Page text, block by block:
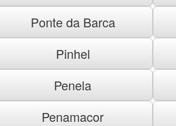
Ponte da Barca
Pinhel
Penela
Penamacor